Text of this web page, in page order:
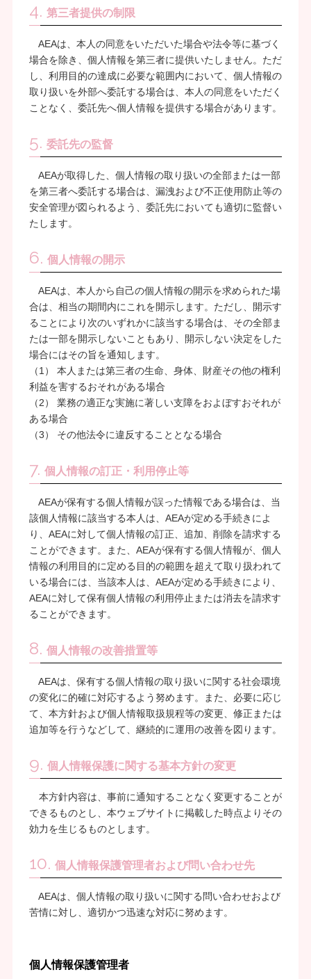
4. 第三者提供の制限
AEAは、本人の同意をいただいた場合や法令等に基づく
場合を除き、個人情報を第三者に提供いたしません。ただ
し、利用目的の達成に必要な範囲内において、個人情報の
取り扱いを外部へ委託する場合は、本人の同意をいただく
ことなく、委託先へ個人情報を提供する場合があります。
5. 委託先の監督
AEAが取得した、個人情報の取り扱いの全部または一部
を第三者へ委託する場合は、漏洩および不正使用防止等の
安全管理が図られるよう、委託先においても適切に監督い
たします。
6. 個人情報の開示
AEAは、本人から自己の個人情報の開示を求められた場
合は、相当の期間内にこれを開示します。ただし、開示す
ることにより次のいずれかに該当する場合は、その全部ま
たは一部を開示しないこともあり、開示しない決定をした
場合にはその旨を通知します。
（1） 本人または第三者の生命、身体、財産その他の権利
利益を害するおそれがある場合
（2） 業務の適正な実施に著しい支障をおよぼすおそれが
ある場合
（3） その他法令に違反することとなる場合
7. 個人情報の訂正・利用停止等
AEAが保有する個人情報が誤った情報である場合は、当
該個人情報に該当する本人は、AEAが定める手続きによ
り、AEAに対して個人情報の訂正、追加、削除を請求する
ことができます。また、AEAが保有する個人情報が、個人
情報の利用目的に定める目的の範囲を超えて取り扱われて
いる場合には、当該本人は、AEAが定める手続きにより、
AEAに対して保有個人情報の利用停止または消去を請求す
ることができます。
8. 個人情報の改善措置等
AEAは、保有する個人情報の取り扱いに関する社会環境
の変化に的確に対応するよう努めます。また、必要に応じ
て、本方針および個人情報取扱規程等の変更、修正または
追加等を行うなどして、継続的に運用の改善を図ります。
9. 個人情報保護に関する基本方針の変更
本方針内容は、事前に通知することなく変更することが
できるものとし、本ウェブサイトに掲載した時点よりその
効力を生じるものとします。
10. 個人情報保護管理者および問い合わせ先
AEAは、個人情報の取り扱いに関する問い合わせおよび
苦情に対し、適切かつ迅速な対応に努めます。
個人情報保護管理者